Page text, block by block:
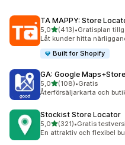
TA MAPPY: Store
5,0av 5 stjärnor
(413)
413 recensioner totalt
•Gratisplan
Låt kunder hitta
Built for Shopify
GA: Google
5,0av 5 stjärnor
(108)
108 recensioner totalt
•Gratis
Återförsäljarkarta och
Stockist Store Locator
5,0av 5 stjärnor
(321)
321 recensioner totalt
•Gratis
En attraktiv och flexibel